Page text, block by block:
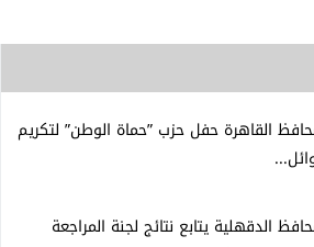
القاهرة حفل حزب ”حماة الوطن” لتكريم
الدقهلية يتابع نتائج لجنة المراجعة